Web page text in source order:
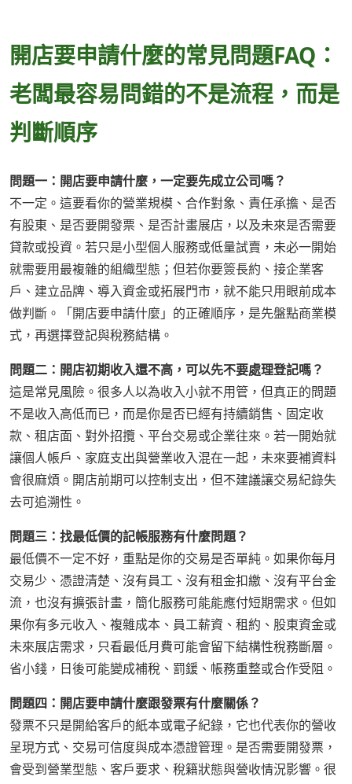
開店要申請什麼的常見問題FAQ：
老闆最容易問錯的不是流程，而是
判斷順序
問題一：開店要申請什麼，一定要先成立公司嗎？
不一定。這要看你的營業規模、合作對象、責任承擔、是否
有股東、是否要開發票、是否計畫展店，以及未來是否需要
貸款或投資。若只是小型個人服務或低量試賣，未必一開始
就需要用最複雜的組織型態；但若你要簽長約、接企業客
戶、建立品牌、導入資金或拓展門市，就不能只用眼前成本
做判斷。「開店要申請什麼」的正確順序，是先盤點商業模
式，再選擇登記與稅務結構。
問題二：開店初期收入還不高，可以先不要處理登記嗎？
這是常見風險。很多人以為收入小就不用管，但真正的問題
不是收入高低而已，而是你是否已經有持續銷售、固定收
款、租店面、對外招攬、平台交易或企業往來。若一開始就
讓個人帳戶、家庭支出與營業收入混在一起，未來要補資料
會很麻煩。開店前期可以控制支出，但不建議讓交易紀錄失
去可追溯性。
問題三：找最低價的記帳服務有什麼問題？
最低價不一定不好，重點是你的交易是否單純。如果你每月
交易少、憑證清楚、沒有員工、沒有租金扣繳、沒有平台金
流，也沒有擴張計畫，簡化服務可能能應付短期需求。但如
果你有多元收入、複雜成本、員工薪資、租約、股東資金或
未來展店需求，只看最低月費可能會留下結構性稅務斷層。
省小錢，日後可能變成補稅、罰鍰、帳務重整或合作受阻。
問題四：開店要申請什麼跟發票有什麼關係？
發票不只是開給客戶的紙本或電子紀錄，它也代表你的營收
呈現方式、交易可信度與成本憑證管理。是否需要開發票，
會受到營業型態、客戶要求、稅籍狀態與營收情況影響。很